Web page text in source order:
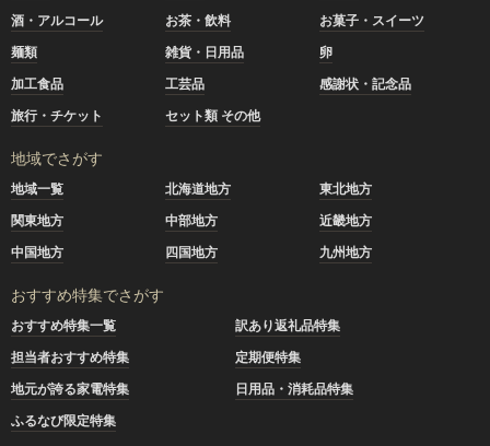
酒・アルコール
お茶・飲料
お菓子・スイーツ
麺類
雑貨・日用品
卵
加工食品
工芸品
感謝状・記念品
旅行・チケット
セット類 その他
地域でさがす
地域一覧 北海道地方
東北地方
関東地方
中部地方
近畿地方
中国地方
四国地方 九州地方
おすすめ特集でさがす
おすすめ特集一覧
訳あり返礼品特集
担当者おすすめ特集
定期便特集
地元が誇る家電特集
日用品・消耗品特集
ふるなび限定特集